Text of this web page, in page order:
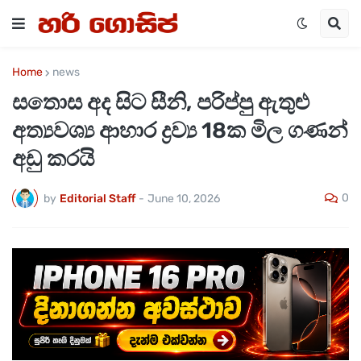
Home news
සතොස අද සිට සීනි, පරිප්පු ඇතුළු
අත්‍යවශ්‍ය ආහාර ද්‍රව්‍ය 18ක මිල ගණන්
අඩු කර‍යි
by Editorial Staff - June 10, 2026 0